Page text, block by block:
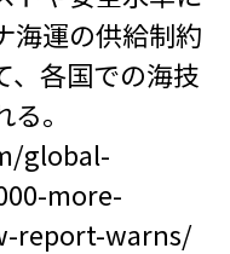
海運の供給制約
、各国での海技
。
global-
more-
report-warns/